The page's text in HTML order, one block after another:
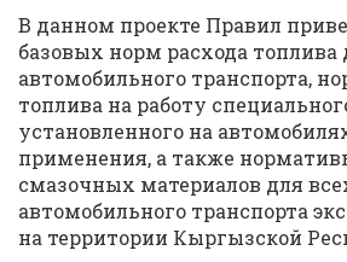
В данном проекте Правил
базовых норм расхода топлива
автомобильного транспорта,
топлива на работу
установленного на
применения, а также
смазочных материалов для
автомобильного транспорта
на территории Кыргызской